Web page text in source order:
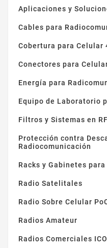
Aplicaciones y
Cables para
Cobertura para Celular
Conectores para
Energía para
Equipo de Laboratorio
Filtros y Sistemas en RF
Protección contra
Radiocomunicación
Racks y Gabinetes
Radio Satelitales
Radio Sobre Celular
Radios Amateur
Radios Comerciales